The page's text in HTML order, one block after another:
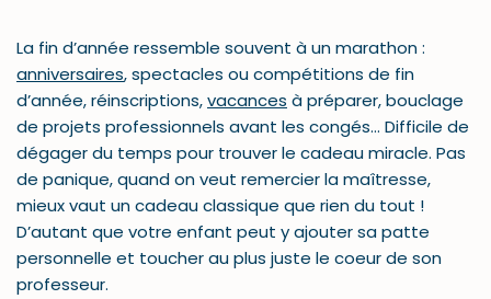
La fin d’année ressemble souvent à un marathon :
anniversaires, spectacles ou compétitions de fin
d’année, réinscriptions,vacances à préparer, bouclage
de projets professionnels avant les congés… Difficile de
dégager du temps pour trouver le cadeau miracle. Pas
de panique, quand on veut remercier la maîtresse,
mieux vaut un cadeau classique que rien du tout !
D’autant que votre enfant peut y ajouter sa patte
personnelle et toucher au plus juste le coeur de son
professeur.